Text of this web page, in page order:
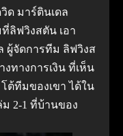
วิด มาร์ตินเดล
ลิฟวิงสตัน เอา
ผู้จัดการทีม ลิฟวิงส
ทางการเงิน ที่เห็น
ต้ทีมของเขา ได้ใน
ม 2-1 ที่บ้านของ